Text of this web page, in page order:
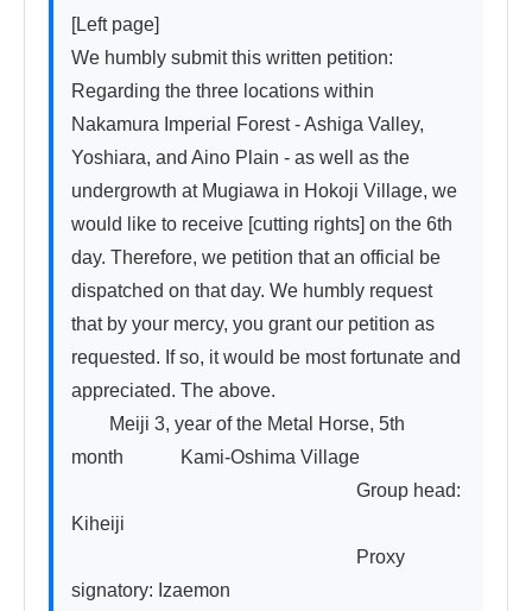
[Left page]
We humbly submit this written petition:
Regarding the three locations within
Nakamura Imperial Forest - Ashiga Valley,
Yoshiara, and Aino Plain - as well as the
undergrowth at Mugiawa in Hokoji Village, we
would like to receive [cutting rights] on the 6th
day. Therefore, we petition that an official be
dispatched on that day. We humbly request
that by your mercy, you grant our petition as
requested. If so, it would be most fortunate and
appreciated. The above.
Meiji 3, year of the Metal Horse, 5th
month　　　Kami-Oshima Village
Group head:
Kiheiji
Proxy
signatory: Izaemon